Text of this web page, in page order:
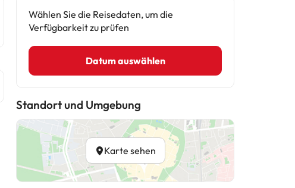
Wählen Sie die Reisedaten, um die
Verfügbarkeit zu prüfen
Datum auswählen
Standort und Umgebung
Karte sehen